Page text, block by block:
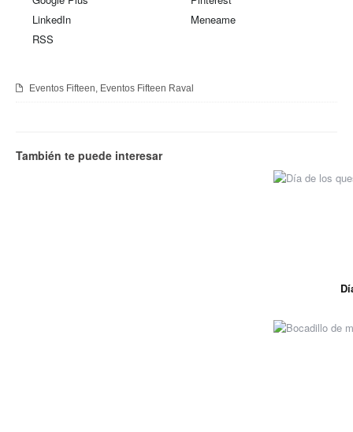
LinkedIn
Meneame
RSS
Eventos Fifteen Eventos Fifteen Raval
También te puede interesar